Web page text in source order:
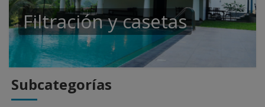
Filtración y casetas
Subcategorías